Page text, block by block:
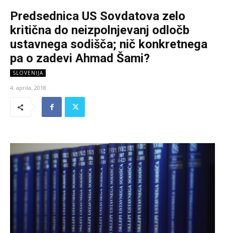
Predsednica US Sovdatova zelo
kritična do neizpolnjevanj odločb
ustavnega sodišča; nič konkretnega
pa o zadevi Ahmad Šami?
SLOVENIJA
4. aprila, 2018